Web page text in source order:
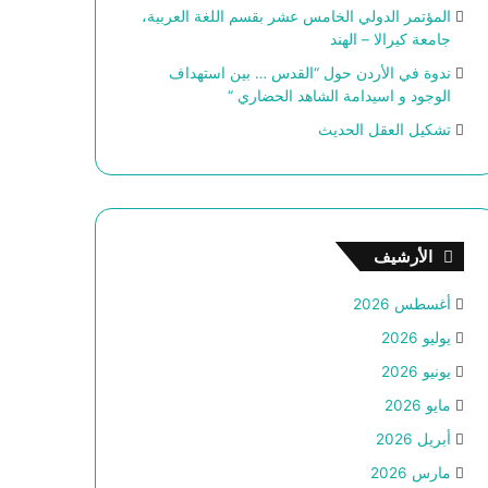
المؤتمر الدولي الخامس عشر بقسم اللغة العربية،
جامعة كيرالا – الهند
ندوة في الأردن حول “القدس … بين استهداف
الوجود و اسيدامة الشاهد الحضاري “
تشكيل العقل الحديث
الأرشيف
أغسطس 2026
يوليو 2026
يونيو 2026
مايو 2026
أبريل 2026
مارس 2026